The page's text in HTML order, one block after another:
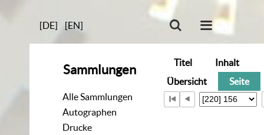
[DE] [EN]
Sammlungen
Alle Sammlungen
Autographen
Drucke
Titel
Inhalt
Übersicht
Seite